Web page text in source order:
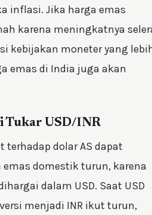
inflasi. Jika harga emas
karena meningkatnya
kebijakan moneter yang
emas di India juga akan
Tukar USD/INR
terhadap dolar AS dapat
emas domestik turun, karena
dalam USD. Saat USD
menjadi INR ikut turun,